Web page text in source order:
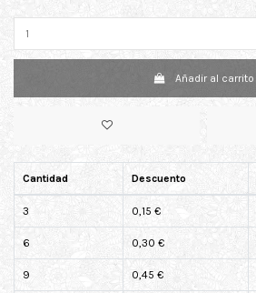
Añadir al carrito
Cantidad Descuento
3 0,15 €
6 0,30 €
9 0,45 €